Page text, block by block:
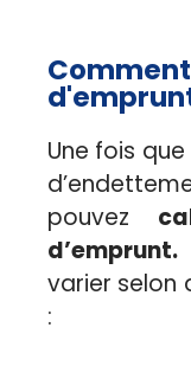
Une fois
pouvez
d’emprunt.
varier selon
: